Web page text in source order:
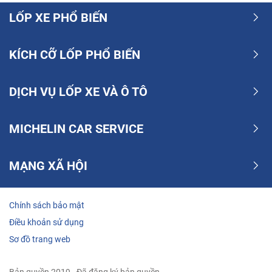
bám đường giúp tôi lái xe an toàn khi vào cua
Mới Thứ Đều Tốt
Nguyễn anh vũ - 2024-11-02
LỐP XE PHỔ BIẾN
KÍCH CỠ LỐP PHỔ BIẾN
DỊCH VỤ LỐP XE VÀ Ô TÔ
MICHELIN CAR SERVICE
MẠNG XÃ HỘI
Chính sách bảo mật
Điều khoản sử dụng
Sơ đồ trang web